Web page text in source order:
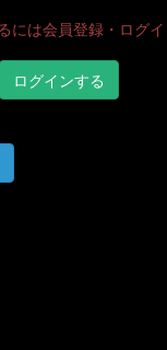
には会員登録・ログイ
ログインする